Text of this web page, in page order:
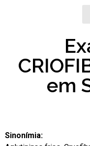
em
Sinonímia: